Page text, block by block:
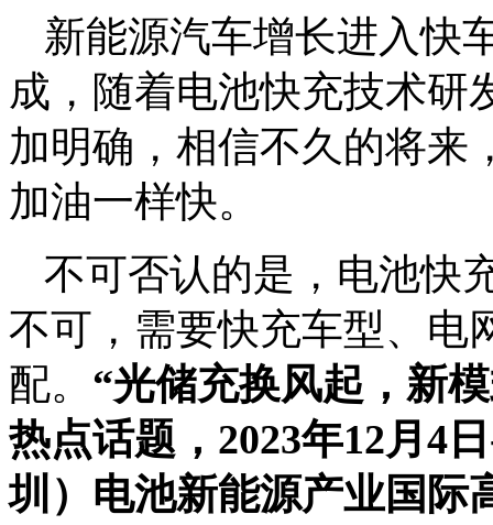
新能源汽车增长进入快
成，随着电池快充技术研
加明确，相信不久的将来
加油一样快。
不可否认的是，电池快
不可，需要快充车型、电
配。 “光储充换风起，新
热点话题，2023年12月4
圳）电池新能源产业国际